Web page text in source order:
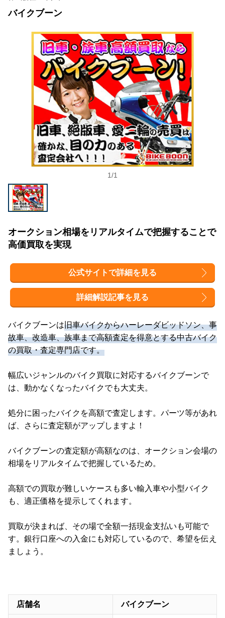
バイクブーン
1/1
オークション相場をリアルタイムで把握することで
高価買取を実現
公式サイトで詳細を見る
詳細解説記事を見る
バイクブーンは旧車バイクからハーレーダビッドソン、事
故車、改造車、族車まで高額査定を得意とする中古バイク
の買取・査定専門店です。
幅広いジャンルのバイク買取に対応するバイクブーンで
は、動かなくなったバイクでも大丈夫。
処分に困ったバイクを高額で査定します。パーツ等があれ
ば、さらに査定額がアップしますよ！
バイクブーンの査定額が高額なのは、オークション会場の
相場をリアルタイムで把握しているため。
高額での買取が難しいケースも多い輸入車や小型バイク
も、適正価格を提示してくれます。
買取が決まれば、その場で全額一括現金支払いも可能で
す。銀行口座への入金にも対応しているので、希望を伝え
ましょう。
店舗名 バイクブーン